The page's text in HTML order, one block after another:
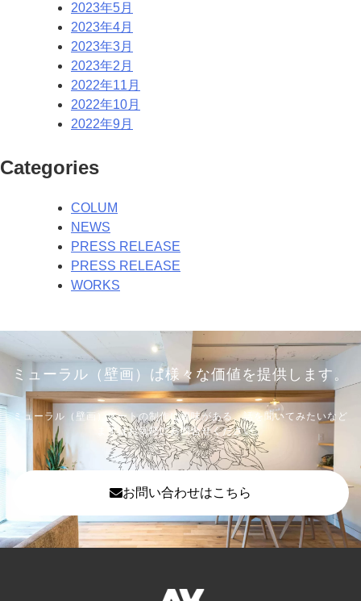
2023年5月
2023年4月
2023年3月
2023年2月
2022年11月
2022年10月
2022年9月
Categories
COLUM
NEWS
PRESS RELEASE
PRESS RELEASE
WORKS
ミューラル（壁画）は様々な価値を提供します。
ミューラル（壁画）アートの制作に興味がある、話を聞いてみたいなど
まずはお気軽にお問合せください。
お問い合わせはこちら